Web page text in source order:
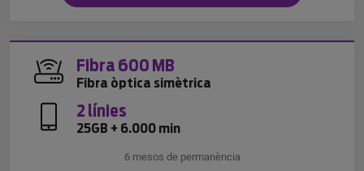
Fibra 600 MB
Fibra òptica simètrica
2 línies
25GB + 6.000 min
6 mesos de permanència